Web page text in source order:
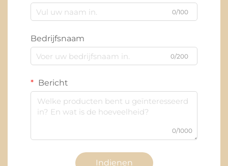
0/100
Bedrijfsnaam
0/200
Bericht
0/1000
Indienen